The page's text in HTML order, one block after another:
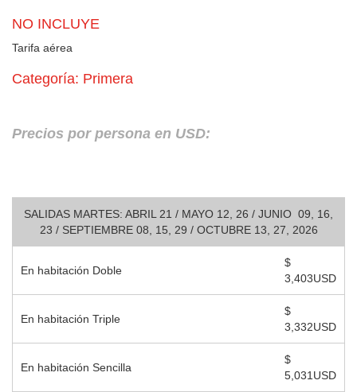
NO INCLUYE
Tarifa aérea
Categoría: Primera
Precios por persona en USD:
SALIDAS MARTES: ABRIL 21 / MAYO 12, 26 / JUNIO 09, 16,
23 / SEPTIEMBRE 08, 15, 29 / OCTUBRE 13, 27, 2026
En habitación Doble
$
3,403USD
En habitación Triple
$
3,332USD
En habitación Sencilla
$
5,031USD